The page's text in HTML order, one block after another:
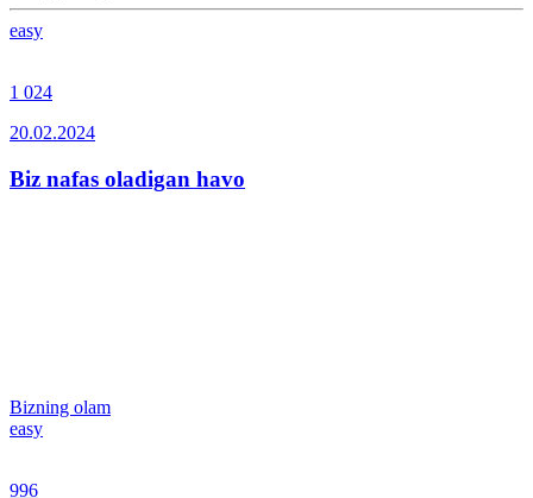
easy
1 024
20.02.2024
Biz nafas oladigan havo
Bizning olam
easy
996